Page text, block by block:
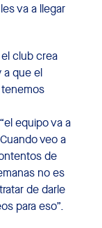
va a llegar
club crea
a que el
equipo va a
veo a
de
no es
de darle
para eso”.